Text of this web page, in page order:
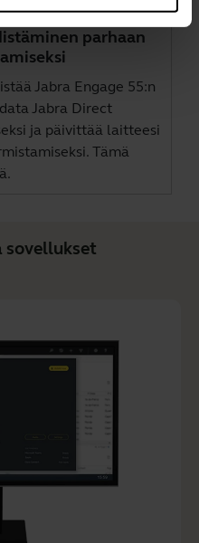
parhaan
Jabra Engage 55:n
Jabra Direct
ja päivittää laitteesi
Tämä
sovellukset